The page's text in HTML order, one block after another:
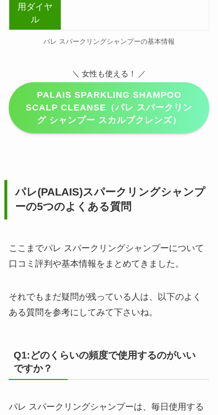
用ダイヤ
ル
パレ スパークリングシャンプーの基本情報
＼ 女性も使える！ ／
PALAIS SPARKLING SHAMPOO
SCALP CLEANSE（パレ スパークリン
グ シャンプー スカルプクレンズ）
パレ(PALAIS)スパークリングシャンプ
ーの5つのよくある質問
ここまでパレ スパークリングシャンプーについて
口コミ評判や基本情報をまとめてきました。
それでもまだ疑問が残っている人は、以下のよく
ある質問を参考にしてみて下さいね。
Q1:どのくらいの頻度で使用するのがいい
ですか？
パレ スパークリングシャンプーは、毎日使用する